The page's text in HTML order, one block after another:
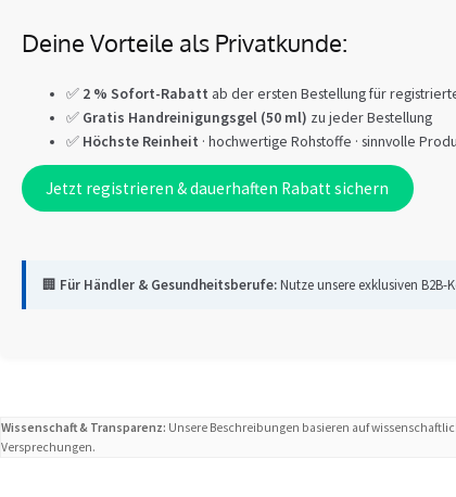
Deine Vorteile als Privatkunde:
✅ 2 % Sofort-Rabatt ab der ersten Bestellung für
✅ Gratis Handreinigungsgel (50 ml) zu jeder Bestellung
✅ Höchste Reinheit · hochwertige Rohstoffe · sinnvolle
Jetzt registrieren & dauerhaften Rabatt sichern
🏢 Für Händler & Gesundheitsberufe:Nutze unsere exklusiven B2B-
Wissenschaft & Transparenz: Unsere Beschreibungen basieren auf
Versprechungen.